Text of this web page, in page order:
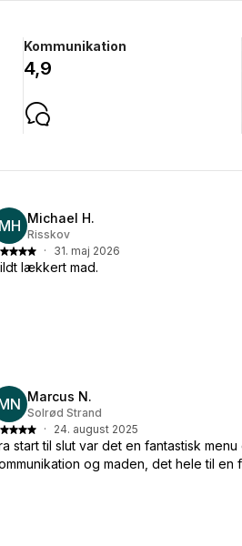
Kommunikation
4,9
MH Michael H.
Risskov
·
31. maj 2026
lækkert mad.
Marcus N.
Solrød Strand
·
24. august 2025
start til slut var det en fantastisk
og maden, det hele til en